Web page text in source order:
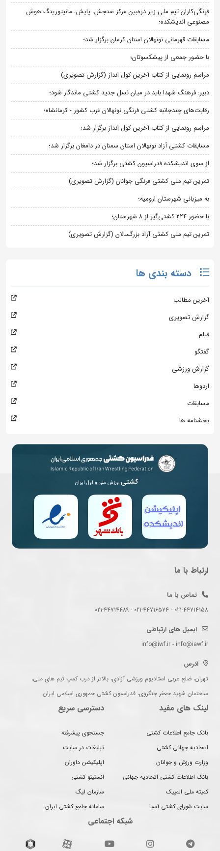
فرنگی‌کاران تیم ملی زیر ذره‌بین مرکز سنجش، پایش، مانیتورینگ هوش
مصنوعی اندیشکده؛
مسابقات قهرمانی نونهالان استان کرمان برگزار شد؛
با حضور جمعی از پیشکسوتان؛
مراسم رونمایی از کتاب آخرین کول انداز (گزارش تصویری)
دبیر: فرهنگ شهدا باید در میان نسل جدید کشتی ماندگار شود؛
رقابت‌های چندجانبه کشتی فرنگی نونهالان غرب کشور - کرمانشاه؛
مراسم رونمایی از کتاب آخرین کول انداز برگزار شد؛
مسابقات کشتی آزاد نونهالان استان سمنان در دامغان برگزار شد؛
از سوی اندیشکده فدراسیون کشتی برگزار شد؛
تمرین تیم ملی کشتی فرنگی جوانان (گزارش تصویری)
به میزبانی شهرستان ارومیه؛
با حضور ۲۲۴ کشتی‌گیر از ۸ شهرستان؛
تمرین تیم ملی کشتی آزاد بزرگسالان (گزارش تصویری)
دسته بندی ها
آخرین مطالب
گزارش تصویری
فیلم
گفتگو
گزارش ورزشی
اردوها
مسابقات
بخشنامه ها
کشتی ورزش ملی و اول ایران
ارتباط با ما
تماس با ما
021-44714158 - 021-44716574 - 021-44714489
ایمیل های ارتباطی
info@iwf.ir - info@iawf.ir
آدرس
تهران، ضلع غربی استادیوم ورزشی آزادی، بالاتر از درب کمپ تیم های ملی،
ساختمان شهید جعفر جنگروی، فدراسیون کشتی جمهوری اسلامی ایران
لینک های مفید
بانک جامع اطلاعات کشتی
اتحادیه جهانی کشتی
وزارت ورزش و جوانان
بانک اطلاعات کشتی اتحادیه جهانی
کمیته ملی المپیک
سایت شورای کشتی آسیا
دسترسی سریع
جستجوی پیشرفته
تبلیغات در سایت
اپلیکیشن داوران
انستیتو کشتی
سازمان لیگ
سامانه جامع کشتی ایران
شبکه اجتماعی